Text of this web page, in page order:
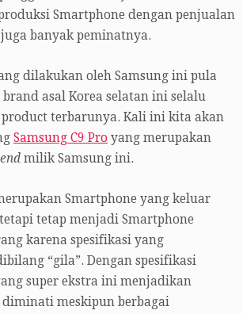
Smartphone dengan penjualan
banyak peminatnya.
dilakukan oleh Samsung ini pula
asal Korea selatan ini selalu
terbarunya. Kali ini kita akan
Samsung C9 Pro yang merupakan
milik Samsung ini.
Smartphone yang keluar
tetap menjadi Smartphone
karena spesifikasi yang
“gila”. Dengan spesifikasi
super ekstra ini menjadikan
diminati meskipun berbagai